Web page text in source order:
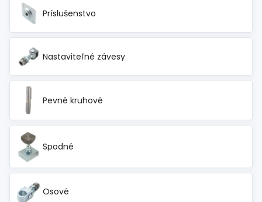
Príslušenstvo
Nastaviteľné závesy
Pevné kruhové
Spodné
Osové